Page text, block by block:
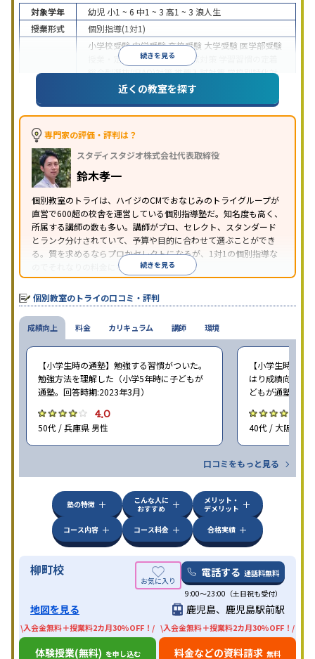
続きを見る
対象学年 幼児 小1 ~ 6 中1 ~ 3 高1 ~ 3 浪人生
授業形式
個別指導(1対1)
小学校受験中学受験高校受験 大学受験 医学部受験
授業・定期テスト対策
内申点対策
総合型選抜(旧AO)対策推薦入試対策学校別特化対
国公立大対策私大対策 共通テスト対策
語・英会話特化対策その他科目別特化対策
特徴
中高一貫校生に対応
応
学習にPC・タブレットを利用
科目から受講可能季節講習のみの受講可
の子どもに対応
※2023年3月調査。
近くの教室を探す
専門家の評価・評判は？
スタディスタジオ株式会社代表取締役
鈴木孝一
個別教室のトライは、ハイジのCMでおなじみのトライグループが
直営で600超の校舎を運営している個別指導塾だ。知名度も高く、
所属する講師の数も多い。講師がプロ、セレクト、スタンダード
とランク分けされていて、予算や目的に合わせて選ぶことができ
る。質を求めるならプロかセレクトになるが、1対1の個別指導な
のでそれなりの料金になる。続きを見る
個別教室のトライの口コミ・評判
成績向上
【小学生時の通塾】勉強する習慣がついた。
勉強方法を理解した（小学5年時に子どもが
通塾。回答時期:2023年3月）
4.0
50代 / 兵庫県 男性
【小学生時の通
はり成績向上に
どもが通塾。回
40代 / 大阪府 女
口コミをもっと見る
料金 カリキュラム 講師 環境
塾の特徴
こんな人に
おすすめ
メリット・
デメリット
コース内容
コース料金 合格実績
柳町校 電話する 通話料無料
9:00～23:00（土日祝も受付）
地図を見る 鹿児島、鹿児島駅前駅
\入会金無料＋授業料2カ月30%OFF！/
体験授業(無料) を申し込む
\入会金無料＋授業料2カ月30%OFF！/
料金などの資料請求 無料